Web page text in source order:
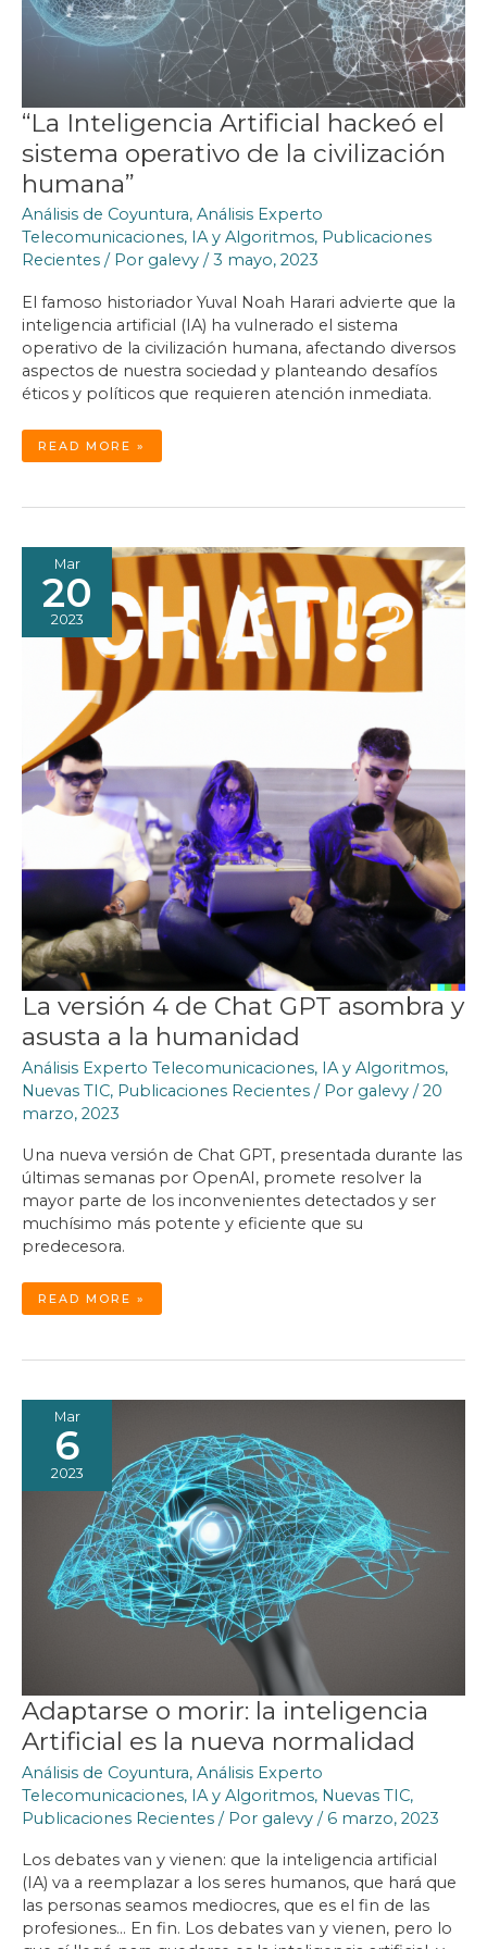
“La Inteligencia Artificial hackeó el
sistema operativo de la civilización
humana”
Análisis de Coyuntura, Análisis Experto
Telecomunicaciones, IA y Algoritmos, Publicaciones
Recientes / Por galevy /3 mayo, 2023
El famoso historiador Yuval Noah Harari advierte que la
inteligencia artificial (IA) ha vulnerado el sistema
operativo de la civilización humana, afectando diversos
aspectos de nuestra sociedad y planteando desafíos
éticos y políticos que requieren atención inmediata.
“LA
INTELIGENCIA
ARTIFICIAL
OPERATIVO
HUMANA”
READ MORE »
Mar
20
2023
La versión 4 de Chat GPT asombra y
asusta a la humanidad
Análisis Experto Telecomunicaciones, IA y Algoritmos,
Nuevas TIC, Publicaciones Recientes / Por galevy /20
marzo, 2023
Una nueva versión de Chat GPT, presentada durante las
últimas semanas por OpenAI, promete resolver la
mayor parte de los inconvenientes detectados y ser
muchísimo más potente y eficiente que su
predecesora.
LA
VERSIÓN
4
ASOMBRA
HUMANIDAD
READ MORE »
Mar
6
2023
Adaptarse o morir: la inteligencia
Artificial es la nueva normalidad
Análisis de Coyuntura, Análisis Experto
Telecomunicaciones, IA y Algoritmos, Nuevas TIC,
Publicaciones Recientes / Por galevy / 6 marzo, 2023
Los debates van y vienen: que la inteligencia artificial
(IA) va a reemplazar a los seres humanos, que hará que
las personas seamos mediocres, que es el fin de las
profesiones… En fin. Los debates van y vienen, pero lo